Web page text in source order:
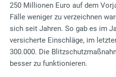
250 Millionen Euro auf dem
Fälle weniger zu verzeichnen
sich seit Jahren. So gab es im
versicherte Einschläge, im
300.000. Die
besser zu funktionieren.